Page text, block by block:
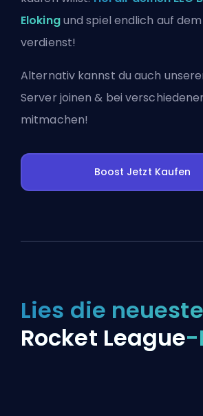
Elokingund spiel endlich auf dem
verdienst!
Alternativ kannst du auch
Server joinen & bei
mitmachen!
Boost Jetzt Kaufen
Lies die
Rocket League-